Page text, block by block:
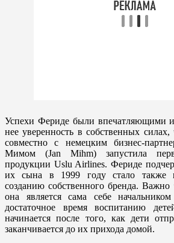
Успехи Фериде были впечатляющими и
нее уверенность в собственных
совместно с немецким бизнес-
Мимом (Jan Mihm) запустила
продукции Uslu Airlines. Фериде
их сына в 1999 году стало также
созданию собственного бренда. Важно
она является сама себе
достаточное время воспитанию
начинается после того, как дети
заканчивается до их прихода домой.